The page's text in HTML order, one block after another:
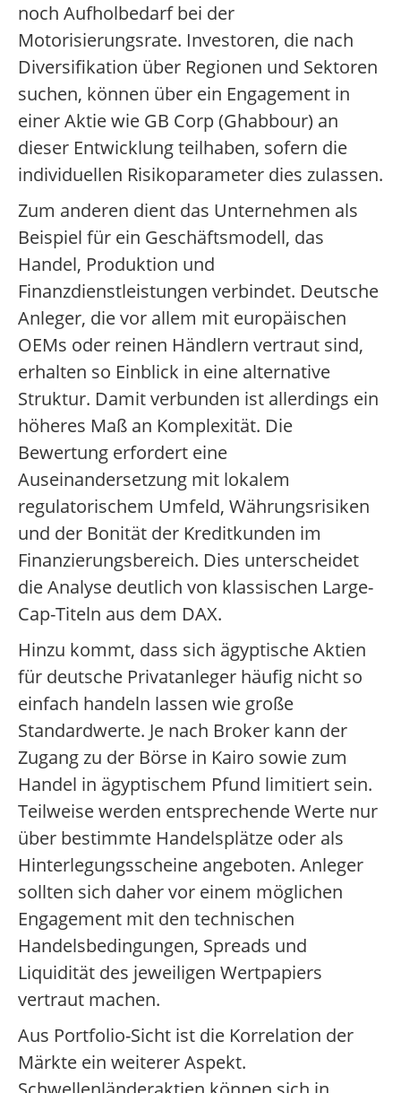
noch Aufholbedarf bei der
Motorisierungsrate. Investoren, die nach
Diversifikation über Regionen und Sektoren
suchen, können über ein Engagement in
einer Aktie wie GB Corp (Ghabbour) an
dieser Entwicklung teilhaben, sofern die
individuellen Risikoparameter dies zulassen.
Zum anderen dient das Unternehmen als
Beispiel für ein Geschäftsmodell, das
Handel, Produktion und
Finanzdienstleistungen verbindet. Deutsche
Anleger, die vor allem mit europäischen
OEMs oder reinen Händlern vertraut sind,
erhalten so Einblick in eine alternative
Struktur. Damit verbunden ist allerdings ein
höheres Maß an Komplexität. Die
Bewertung erfordert eine
Auseinandersetzung mit lokalem
regulatorischem Umfeld, Währungsrisiken
und der Bonität der Kreditkunden im
Finanzierungsbereich. Dies unterscheidet
die Analyse deutlich von klassischen Large-
Cap-Titeln aus dem DAX.
Hinzu kommt, dass sich ägyptische Aktien
für deutsche Privatanleger häufig nicht so
einfach handeln lassen wie große
Standardwerte. Je nach Broker kann der
Zugang zu der Börse in Kairo sowie zum
Handel in ägyptischem Pfund limitiert sein.
Teilweise werden entsprechende Werte nur
über bestimmte Handelsplätze oder als
Hinterlegungsscheine angeboten. Anleger
sollten sich daher vor einem möglichen
Engagement mit den technischen
Handelsbedingungen, Spreads und
Liquidität des jeweiligen Wertpapiers
vertraut machen.
Aus Portfolio-Sicht ist die Korrelation der
Märkte ein weiterer Aspekt.